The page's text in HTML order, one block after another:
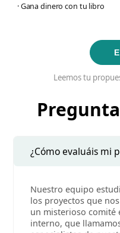
· Gana dinero con tu libro
Leemos tu
¿Cómo evaluáis mi
Nuestro equipo
los proyectos que
un misterioso
interno, que